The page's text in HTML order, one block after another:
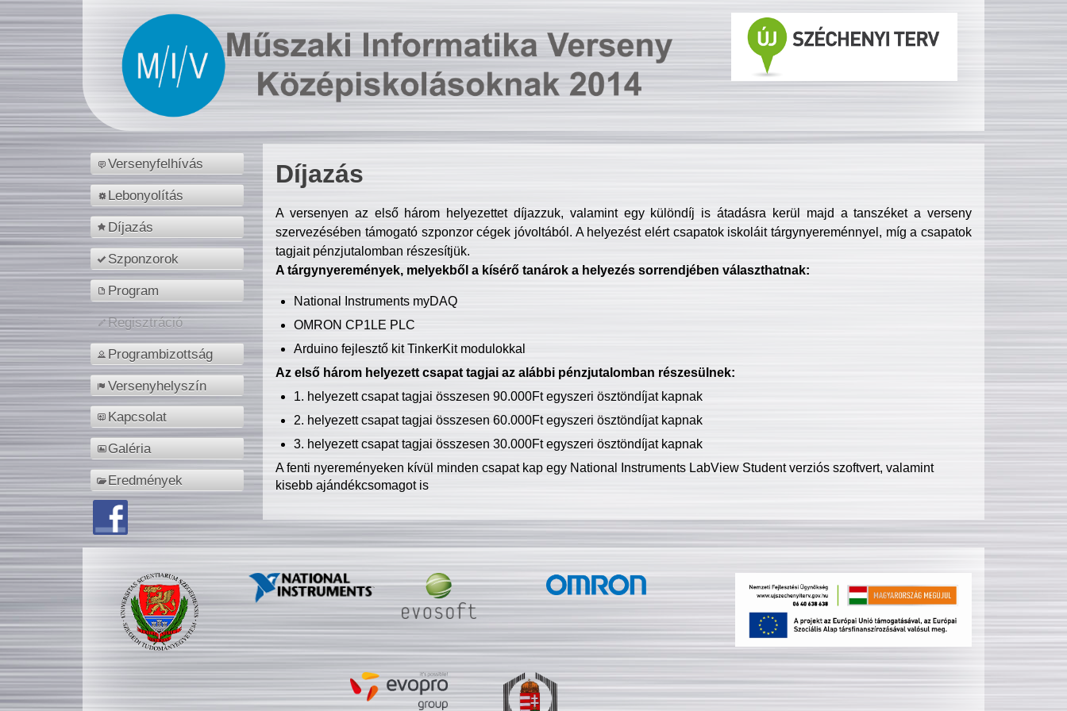
Versenyfelhívás
Lebonyolítás
Díjazás
Szponzorok
Program
Regisztráció
Programbizottság
Versenyhelyszín
Kapcsolat
Galéria
Eredmények
Díjazás
A versenyen az első három helyezettet díjazzuk, valamint egy különdíj is átadásra kerül majd a tanszéket a verseny
szervezésében támogató szponzor cégek jóvoltából. A helyezést elért csapatok iskoláit tárgynyereménnyel, míg a csapatok
tagjait pénzjutalomban részesítjük.
A tárgynyeremények, melyekből a kísérő tanárok a helyezés sorrendjében választhatnak:
National Instruments myDAQ
OMRON CP1LE PLC
Arduino fejlesztő kit TinkerKit modulokkal
Az első három helyezett csapat tagjai az alábbi pénzjutalomban részesülnek:
1. helyezett csapat tagjai összesen 90.000Ft egyszeri ösztöndíjat kapnak
2. helyezett csapat tagjai összesen 60.000Ft egyszeri ösztöndíjat kapnak
3. helyezett csapat tagjai összesen 30.000Ft egyszeri ösztöndíjat kapnak
A fenti nyereményeken kívül minden csapat kap egy National Instruments LabView Student verziós szoftvert, valamint
kisebb ajándékcsomagot is